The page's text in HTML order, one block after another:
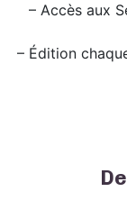
– Accès aux
– Édition